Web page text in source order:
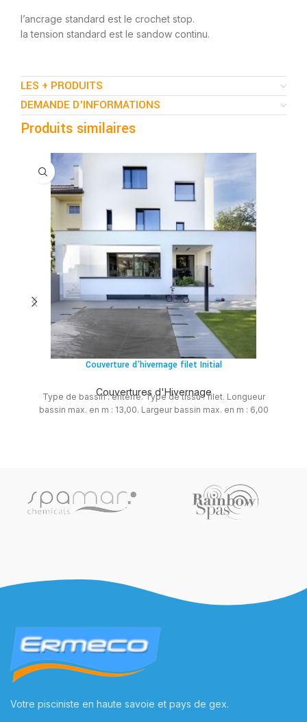
l’ancrage standard est le crochet stop.
la tension standard est le sandow continu.
LES + PRODUITS
DEMANDE D'INFORMATIONS
Produits similaires
Couverture d’hivernage filet Initial
Couvertures d'Hivernage
Type de bassin : enterré. Type de tissu : filet. Longueur
bassin max. en m : 13,00. Largeur bassin max. en m : 6,00
Votre pisciniste en haute savoie et pays de gex.